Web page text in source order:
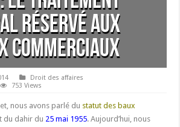
réservé aux
commerciaux
Droit des affaires
753 Views
nous avons parlé du statut des baux
du dahir du 25 mai 1955. Aujourd’hui, nous